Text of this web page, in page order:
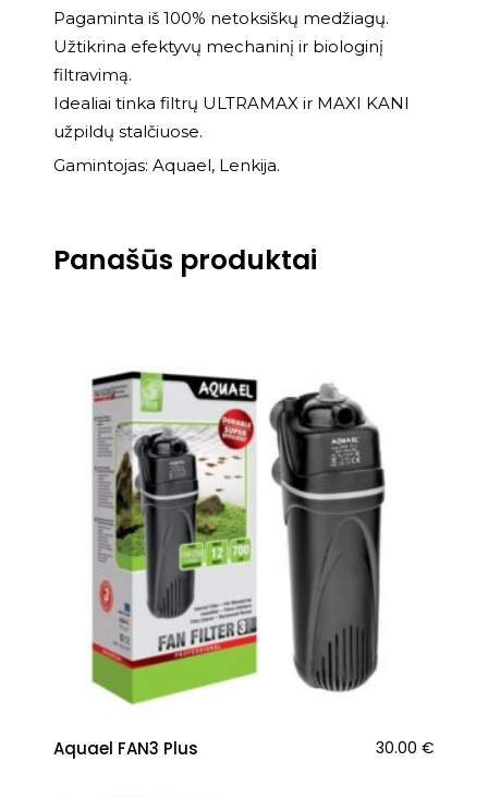
Pagaminta iš 100% netoksiškų medžiagų.
Užtikrina efektyvų mechaninį ir biologinį
filtravimą.
Idealiai tinka filtrų ULTRAMAX ir MAXI KANI
užpildų stalčiuose.
Gamintojas: Aquael, Lenkija.
Panašūs produktai
Aquael FAN3 Plus 30.00 €